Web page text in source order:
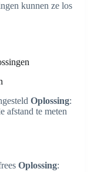
kunnen ze los
Oplossing:
afstand te meten
Oplossing: